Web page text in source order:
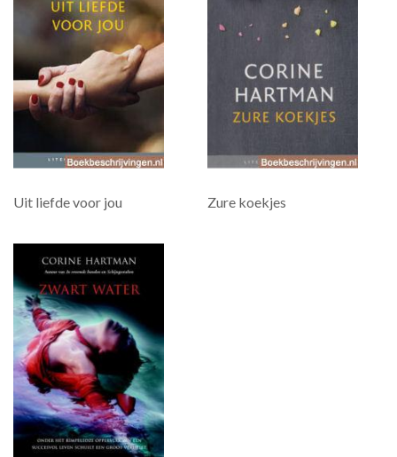
Uit liefde voor jou Zure koekjes